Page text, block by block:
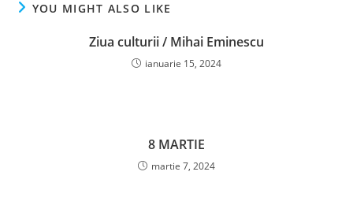
YOU MIGHT ALSO LIKE
Ziua culturii / Mihai Eminescu
ianuarie 15, 2024
8 MARTIE
martie 7, 2024